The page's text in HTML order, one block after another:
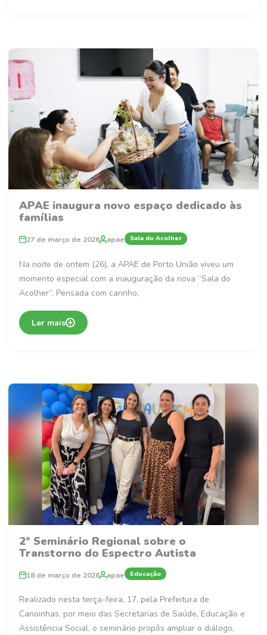
APAE inaugura novo espaço dedicado às
famílias
27 de março de 2026 apae Sala do Acolher
Na noite de ontem (26), a APAE de Porto União viveu um
momento especial com a inauguração da nova “Sala do
Acolher”. Pensada com carinho,
Ler mais
2º Seminário Regional sobre o
Transtorno do Espectro Autista
18 de março de 2026 apae Educação
Realizado nesta terça-feira, 17, pela Prefeitura de
Canoinhas, por meio das Secretarias de Saúde, Educação e
Assistência Social, o seminário propôs ampliar o diálogo,